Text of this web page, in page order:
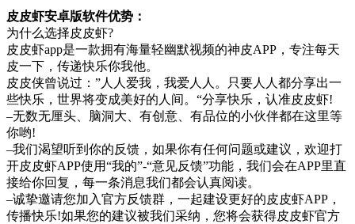
皮皮虾安卓版软件优势：
为什么选择皮皮虾?
皮皮虾app是一款拥有海量轻幽默视频的神皮APP，专注每天
皮一下，传递快乐你我他。
皮皮侠曾说过：”人人爱我，我爱人人。只要人人都分享出一
些快乐，世界将变成美好的人间。“分享快乐，认准皮皮虾!
–无数无厘头、脑洞大、有创意、有品位的小伙伴都在这里等
你哟!
–我们渴望听到你的反馈，如果你有任何问题或建议，欢迎打
开皮皮虾APP使用“我的”-“意见反馈”功能，我们会在APP里直
接给你回复，每一条消息我们都会认真阅读。
–诚挚邀请您加入官方反馈群，一起建设更好的皮皮虾APP，
传播快乐!如果您的建议被我们采纳，您将会获得皮皮虾官方